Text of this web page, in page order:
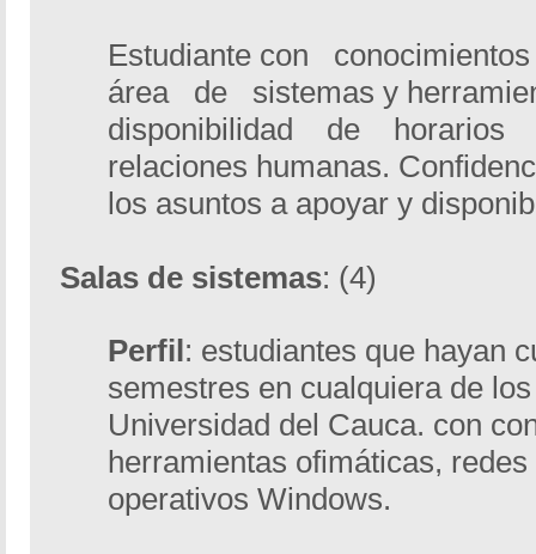
Estudiante con
área de sistemas y
disponibilidad de
relaciones humanas.
los asuntos a apoyar y
Salas de sistemas: (4)
Perfil: estudiantes que hayan
semestres en cualquiera de
Universidad del Cauca. con
herramientas ofimáticas,
operativos Windows.